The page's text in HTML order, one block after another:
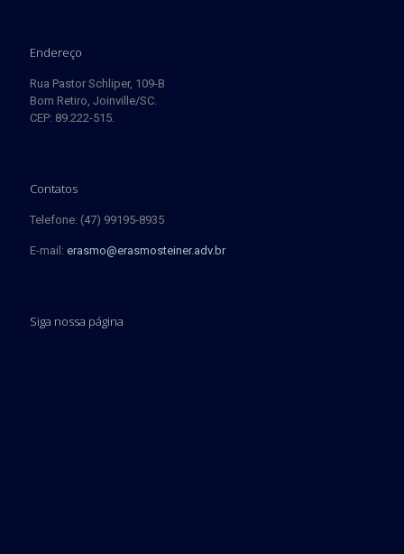
Endereço
Rua Pastor Schliper, 109-B
Bom Retiro, Joinville/SC.
CEP: 89.222-515.
Contatos
Telefone: (47) 99195-8935
E-mail: erasmo@erasmosteiner.adv.br
Siga nossa página